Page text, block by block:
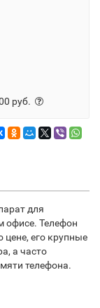
руб.
для
офисе. Телефон
цене, его крупные
а часто
телефона.